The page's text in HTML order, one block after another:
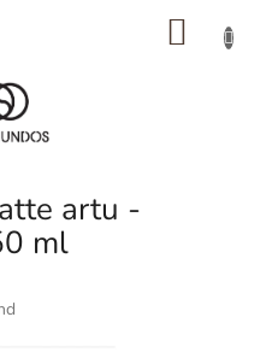
artu -
ml